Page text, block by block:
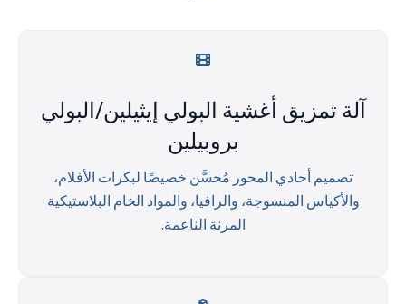
آلة تمزيق أغشية البولي إيثيلين/البولي
بروبيلين
تصميم أحادي المحور مُحسَّن خصيصًا لبكرات الأفلام،
والأكياس المنسوجة، والرافيا، والمواد الخام البلاستيكية
المرنة الناعمة.